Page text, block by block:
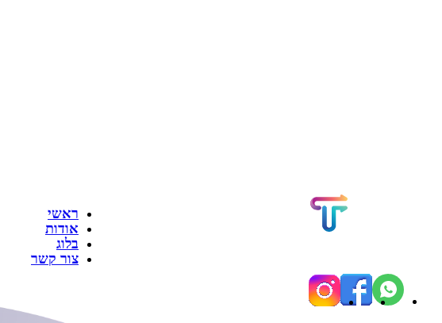
ראשי
אודות
בלוג
צור קשר